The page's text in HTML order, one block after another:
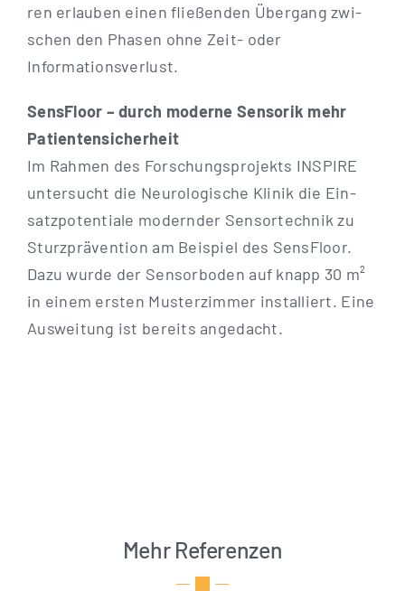
ren erlau­ben einen flie­ßen­den Über­gang zwi­
schen den Pha­sen ohne Zeit- oder
Informationsverlust.
Sen­s­Flo­or – durch moder­ne Sen­so­rik mehr
Patientensicherheit
Im Rah­men des For­schungs­pro­jekts INSPIRE
unter­sucht die Neu­ro­lo­gi­sche Kli­nik die Ein­
satz­po­ten­tia­le modern­der Sen­sor­tech­nik zu
Sturz­prä­ven­ti­on am Bei­spiel des Sen­s­Flo­or.
Dazu wur­de der Sen­sor­bo­den auf knapp 30 m²
in einem ers­ten Mus­ter­zim­mer instal­liert. Eine
Aus­wei­tung ist bereits angedacht.
Mehr Referenzen